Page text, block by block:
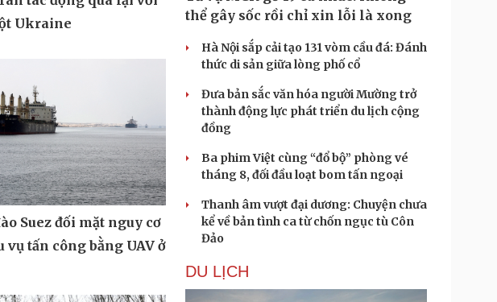
Ukraine
Suez đối mặt nguy cơ
vụ tấn công bằng UAV ở
thể gây sốc rồi chỉ xin lỗi là xong
Hà Nội sắp cải tạo 131 vòm cầu đá: Đánh
thức di sản giữa lòng phố cổ
Đưa bản sắc văn hóa người Mường trở
thành động lực phát triển du lịch cộng
đồng
Ba phim Việt cùng “đổ bộ” phòng vé
tháng 8, đối đầu loạt bom tấn ngoại
Thanh âm vượt đại dương: Chuyện chưa
kể về bản tình ca từ chốn ngục tù Côn
Đảo
DU LỊCH